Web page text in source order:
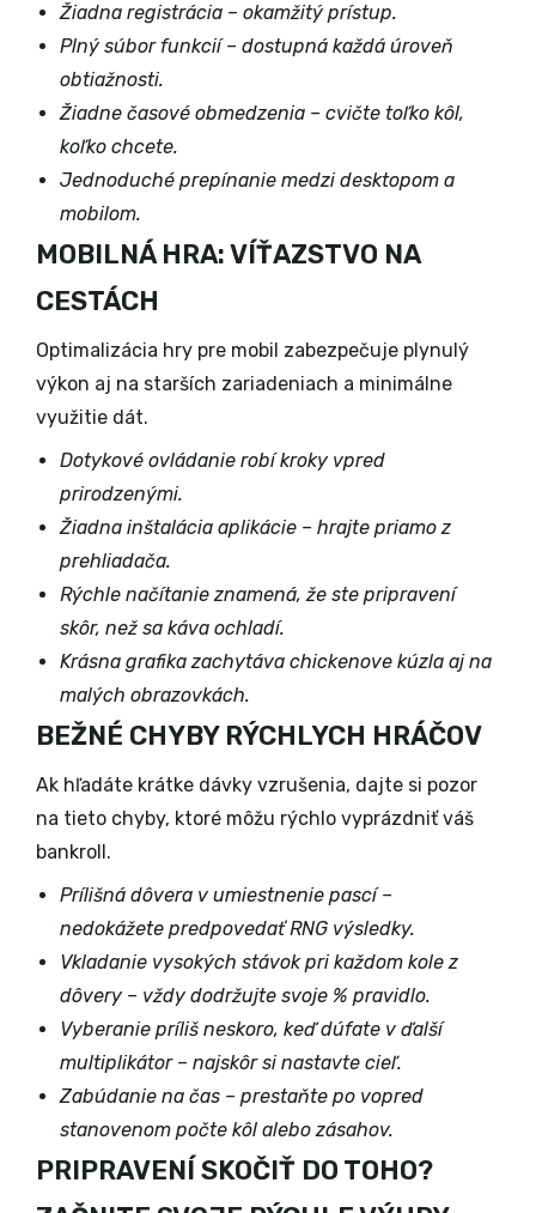
Žiadna registrácia – okamžitý prístup.
Plný súbor funkcií – dostupná každá úroveň
obtiažnosti.
Žiadne časové obmedzenia – cvičte toľko kôl,
koľko chcete.
Jednoduché prepínanie medzi desktopom a
mobilom.
MOBILNÁ HRA: VÍŤAZSTVO NA
CESTÁCH
Optimalizácia hry pre mobil zabezpečuje plynulý
výkon aj na starších zariadeniach a minimálne
využitie dát.
Dotykové ovládanie robí kroky vpred
prirodzenými.
Žiadna inštalácia aplikácie – hrajte priamo z
prehliadača.
Rýchle načítanie znamená, že ste pripravení
skôr, než sa káva ochladí.
Krásna grafika zachytáva chickenove kúzla aj na
malých obrazovkách.
BEŽNÉ CHYBY RÝCHLYCH HRÁČOV
Ak hľadáte krátke dávky vzrušenia, dajte si pozor
na tieto chyby, ktoré môžu rýchlo vyprázdniť váš
bankroll.
Prílišná dôvera v umiestnenie pascí –
nedokážete predpovedať RNG výsledky.
Vkladanie vysokých stávok pri každom kole z
dôvery – vždy dodržujte svoje % pravidlo.
Vyberanie príliš neskoro, keď dúfate v ďalší
multiplikátor – najskôr si nastavte cieľ.
Zabúdanie na čas – prestaňte po vopred
stanovenom počte kôl alebo zásahov.
PRIPRAVENÍ SKOČIŤ DO TOHO?